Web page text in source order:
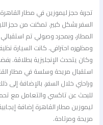
تجربة حجز ليموزين في مطار
السفر بشكل كبير. تمكنت من حجز
المطار، وبمجرد وصولي تم
ومظهره احترافي. كانت السيارة
وكان يتحدث الإنجليزية بطلاقة. بفضل
استقبال مريحة وسلسة في مطار
وراحتي خلال السفر. بالإضافة إلى
للبحث عن تاكسي والتعامل مع تحمل
ليموزين مطار القاهرة إضافة
مريحة ومرتاحة.